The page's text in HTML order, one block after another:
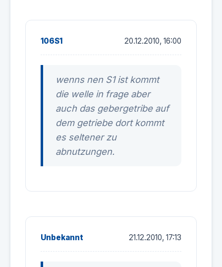
106S1 20.12.2010, 16:00
wenns nen S1 ist kommt
die welle in frage aber
auch das gebergetribe auf
dem getriebe dort kommt
es seltener zu
abnutzungen.
Unbekannt 21.12.2010, 17:13